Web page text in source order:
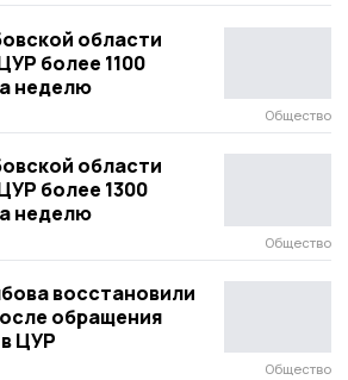
области
более 1100
неделю
Общество
области
более 1300
неделю
Общество
восстановили
обращения
ЦУР
Общество